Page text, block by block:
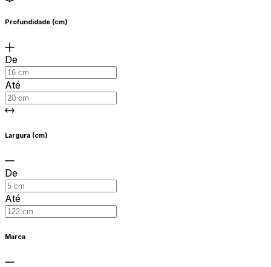
Profundidade (cm)
De
Até
Largura (cm)
De
Até
Marca